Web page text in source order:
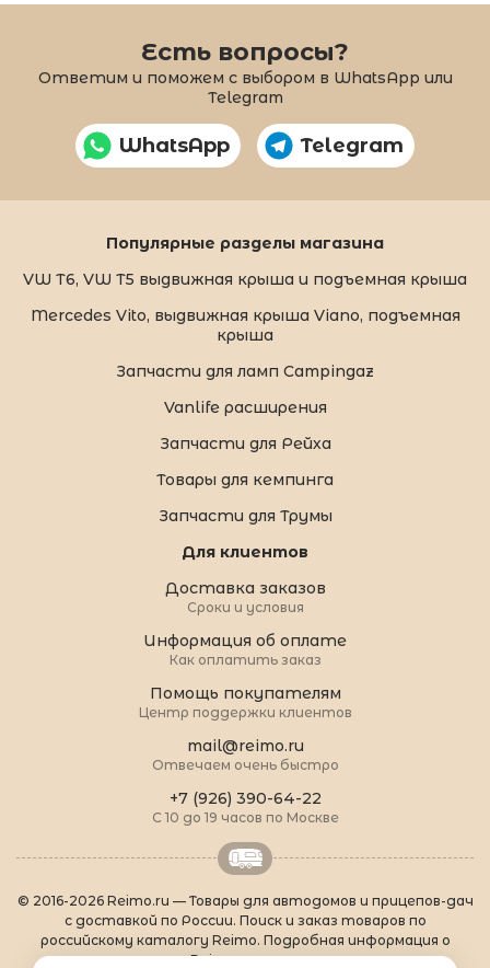
Есть вопросы?
Ответим и поможем с выбором в WhatsApp или
Telegram
WhatsApp Telegram
Популярные разделы магазина
VW T6, VW T5 выдвижная крыша и подъемная крыша
Mercedes Vito, выдвижная крыша Viano, подъемная
крыша
Запчасти для ламп Campingaz
Vanlife расширения
Запчасти для Рейха
Товары для кемпинга
Запчасти для Трумы
Для клиентов
Доставка заказов
Сроки и условия
Информация об оплате
Как оплатить заказ
Помощь покупателям
Центр поддержки клиентов
mail@reimo.ru
Отвечаем очень быстро
+7 (926) 390-64-22
С 10 до 19 часов по Москве
© 2016-2026 Reimo.ru — Товары для автодомов и прицепов-дач
с доставкой по России. Поиск и заказ товаров по
российскому каталогу Reimo. Подробная информация о
товарах Reimo на русском языке.